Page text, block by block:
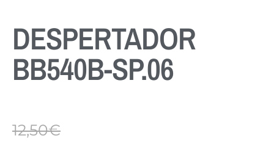
DESPERTADOR
BB540B-SP.06
12,50€